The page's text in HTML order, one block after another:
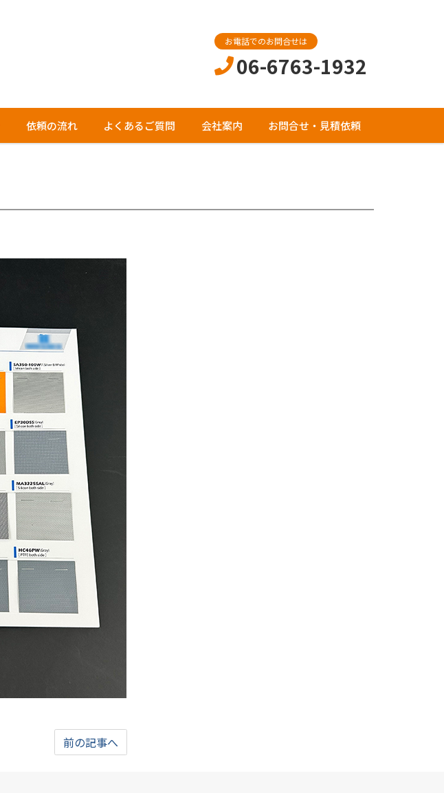
お電話でのお問合せは
06-6763-1932
依頼の流れ よくあるご質問 会社案内 お問合せ・見積依頼
前の記事へ